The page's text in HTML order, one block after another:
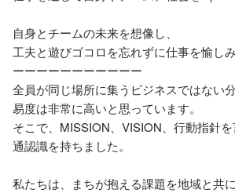
自身とチームの未来を想像し、
工夫と遊びゴコロを忘れずに仕事を愉しみ
ーーーーーーーーーーー
全員が同じ場所に集うビジネスではない
易度は非常に高いと思っています。
そこで、MISSION、VISION、行動指針
通認識を持ちました。
私たちは、まちが抱える課題を地域と共に